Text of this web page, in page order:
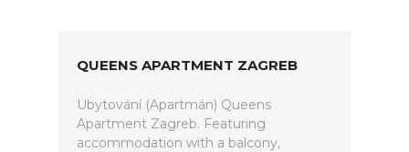
QUEENS APARTMENT ZAGREB
Ubytování (Apartmán) Queens
Apartment Zagreb. Featuring
accommodation with a balcony,